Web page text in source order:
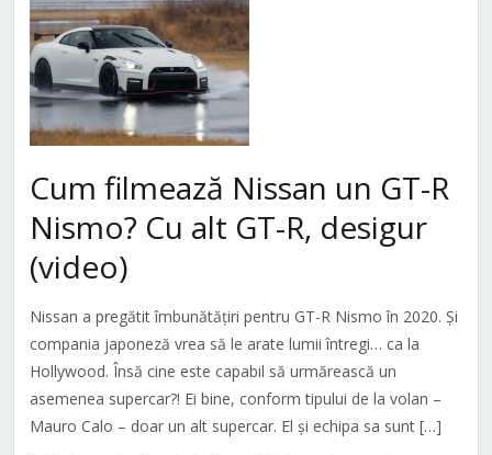
Cum filmează Nissan un GT-R
Nismo? Cu alt GT-R, desigur
(video)
Nissan a pregătit îmbunătățiri pentru GT-R Nismo în 2020. Și
compania japoneză vrea să le arate lumii întregi… ca la
Hollywood. Însă cine este capabil să urmărească un
asemenea supercar?! Ei bine, conform tipului de la volan –
Mauro Calo – doar un alt supercar. El și echipa sa sunt […]